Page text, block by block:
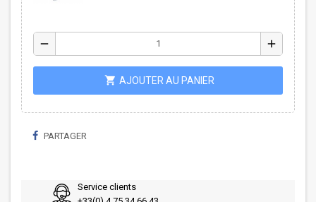
remove add
shopping_cart AJOUTER AU PANIER
PARTAGER
Service clients